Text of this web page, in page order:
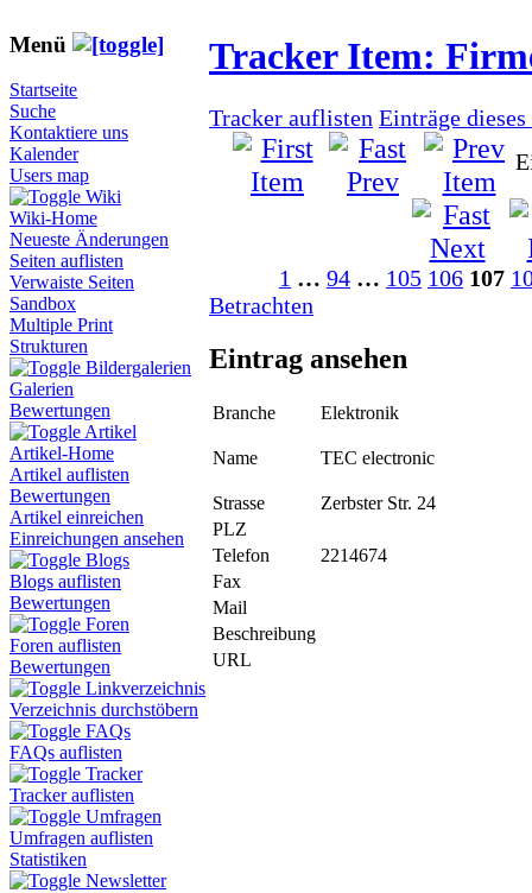
Menü
Startseite
Suche
Kontaktiere uns
Kalender
Users map
Wiki
Wiki-Home
Neueste Änderungen
Seiten auflisten
Verwaiste Seiten
Sandbox
Multiple Print
Strukturen
Bildergalerien
Galerien
Bewertungen
Artikel
Artikel-Home
Artikel auflisten
Bewertungen
Artikel einreichen
Einreichungen ansehen
Blogs
Blogs auflisten
Bewertungen
Foren
Foren auflisten
Bewertungen
Linkverzeichnis
Verzeichnis durchstöbern
FAQs
FAQs auflisten
Tracker
Tracker auflisten
Umfragen
Umfragen auflisten
Statistiken
Newsletter
Tracker Item:
Tracker auflisten Einträge dieses
1 … 94 … 105 106 107
Betrachten
Eintrag ansehen
Branche Elektronik
Name TEC electronic
Strasse
Zerbster Str. 24
PLZ
Telefon
2214674
Fax
Mail
Beschreibung
URL